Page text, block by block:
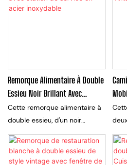
service et un espace de travail
et les traiteurs ambulants
disposant d'un espace limité.
à
Remorque Alimentaire À Double
Essieu Noir Brillant Avec
Station De Service En Acier
Inoxydable
Cette remorque alimentaire à
double essieu, d'un noir
brillant, arbore un design
élégant avec des fenêtres de
service en acier inoxydable et